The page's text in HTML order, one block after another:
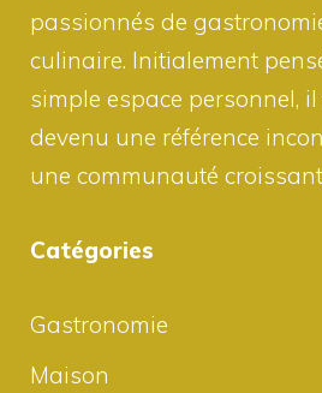
passionnés de
culinaire. Initialement
simple espace personnel,
devenu une référence
une communauté
Catégories
Gastronomie
Maison